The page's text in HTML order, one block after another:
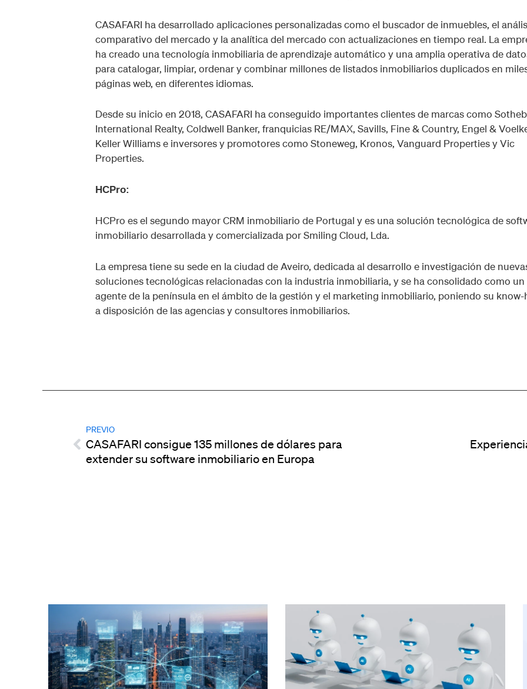
CASAFARI ha desarrollado aplicaciones personalizadas como el buscador de inmuebles, el
comparativo del mercado y la analítica del mercado con actualizaciones en tiempo real. La
ha creado una tecnología inmobiliaria de aprendizaje automático y una amplia operativa de
para catalogar, limpiar, ordenar y combinar millones de listados inmobiliarios duplicados en
páginas web, en diferentes idiomas.
Desde su inicio en 2018, CASAFARI ha conseguido importantes clientes de marcas como
International Realty, Coldwell Banker, franquicias RE/MAX, Savills, Fine & Country, Engel &
Keller Williams e inversores y promotores como Stoneweg, Kronos, Vanguard Properties y Vic
Properties.
HCPro:
HCPro es el segundo mayor CRM inmobiliario de Portugal y es una solución tecnológica de
inmobiliario desarrollada y comercializada por Smiling Cloud, Lda.
La empresa tiene su sede en la ciudad de Aveiro, dedicada al desarrollo e investigación de
soluciones tecnológicas relacionadas con la industria inmobiliaria, y se ha consolidado como un
agente de la península en el ámbito de la gestión y el marketing inmobiliario, poniendo su know-
a disposición de las agencias y consultores inmobiliarios.
PREVIO
CASAFARI consigue 135 millones de dólares para
extender su software inmobiliario en Europa